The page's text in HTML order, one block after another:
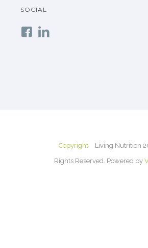
SOCIAL
Copyright
Living Nutrition
Rights Reserved. Powered by